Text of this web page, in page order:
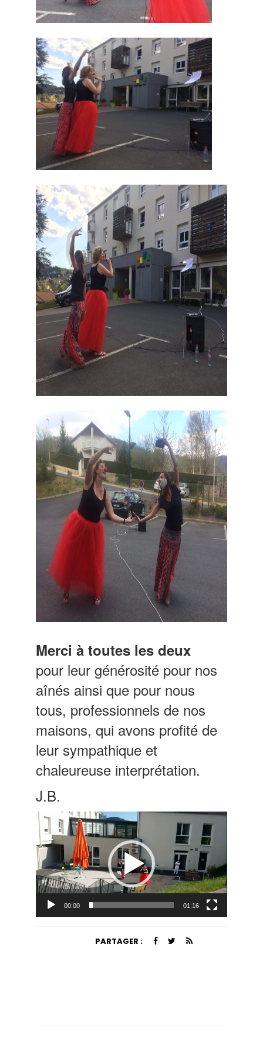
Merci à toutes les deux
pour leur générosité pour nos
aînés ainsi que pour nous
tous, professionnels de nos
maisons, qui avons profité de
leur sympathique et
chaleureuse interprétation.
J.B.
Lecteur
vidéo
00:00 01:16
PARTAGER :